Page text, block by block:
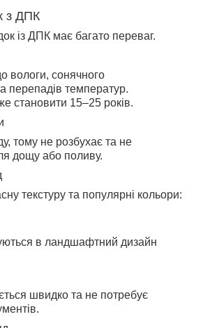
з ДПК
із ДПК має багато переваг.
вологи, сонячного
перепадів температур.
становити 15–25 років.
тому не розбухає та не
дощу або поливу.
текстуру та популярні кольори:
в ландшафтний дизайн
швидко та не потребує